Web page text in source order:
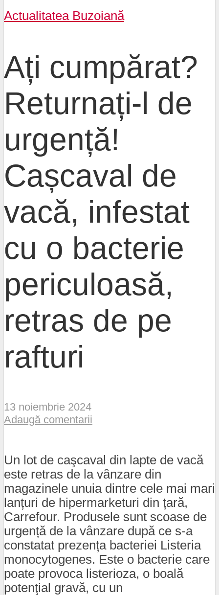
Actualitatea Buzoiană
Ați cumpărat?
Returnați-l de
urgență!
Cașcaval de
vacă, infestat
cu o bacterie
periculoasă,
retras de pe
rafturi
13 noiembrie 2024
Adaugă comentarii
Un lot de caşcaval din lapte de vacă
este retras de la vânzare din
magazinele unuia dintre cele mai mari
lanțuri de hipermarketuri din țară,
Carrefour. Produsele sunt scoase de
urgență de la vânzare după ce s-a
constatat prezența bacteriei Listeria
monocytogenes. Este o bacterie care
poate provoca listerioza, o boală
potenţial gravă, cu un